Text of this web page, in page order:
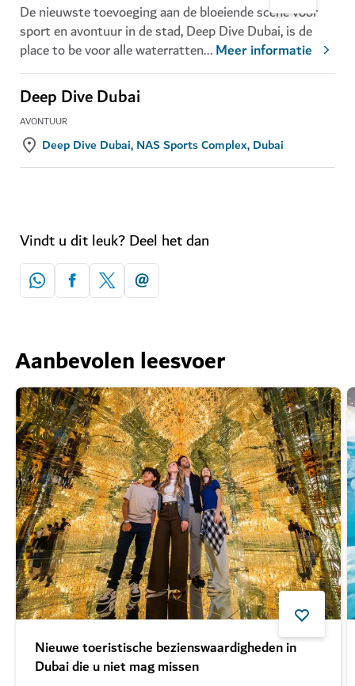
De nieuwste toevoeging aan de bloeiende scene voor
sport en avontuur in de stad, Deep Dive Dubai, is de
place to be voor alle waterratten...Meer informatie
Deep Dive Dubai
AVONTUUR
Deep Dive Dubai, NAS Sports Complex, Dubai
Vindt u dit leuk? Deel het dan
Aanbevolen leesvoer
Nieuwe toeristische bezienswaardigheden in
Dubai die u niet mag missen